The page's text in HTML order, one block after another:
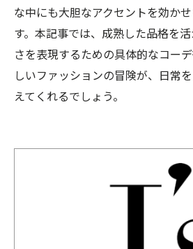
な中にも大胆なアクセントを効か
す。本記事では、成熟した品格を
さを表現するための具体的なコー
しいファッションの冒険が、日常
えてくれるでしょう。